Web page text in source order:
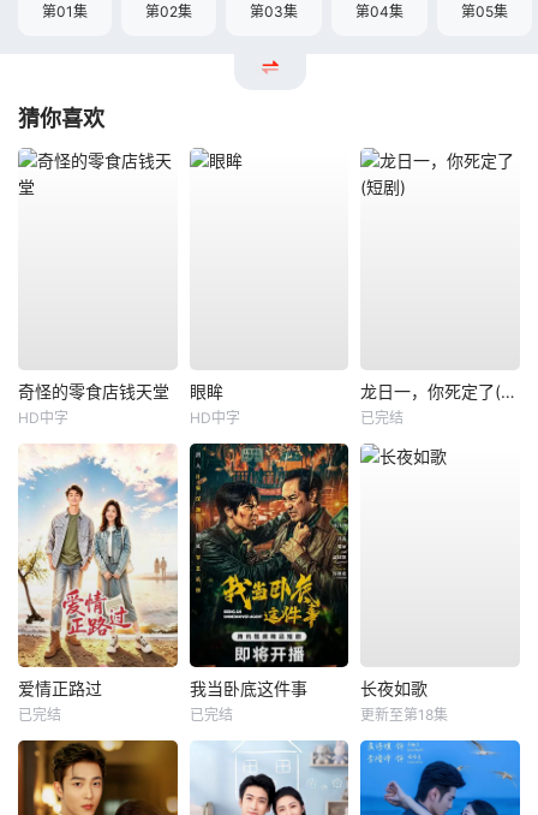
第01集 第02集 第03集 第04集 第05集
猜你喜欢
奇怪的零食店钱天堂
HD中字
眼眸
HD中字
龙日一，你死定了(短剧)
已完结
爱情正路过
已完结
我当卧底这件事
已完结
长夜如歌
更新至第18集